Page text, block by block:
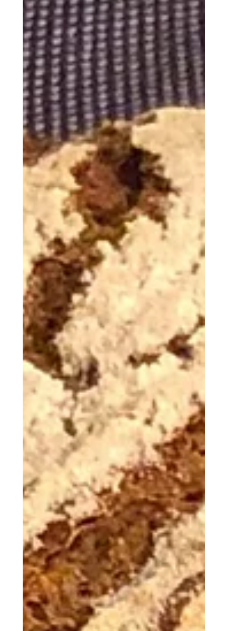
Glutenfreies Pitabrot
Frisch in der Pfanne herausgebackene Pitabrote sind die
perfekten Begleiter für Salat oder zum Grillen.